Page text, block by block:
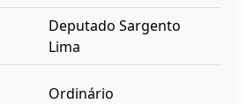
Deputado Sargento
Lima
Ordinário